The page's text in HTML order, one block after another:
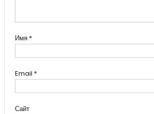
Имя *
Email *
Сайт